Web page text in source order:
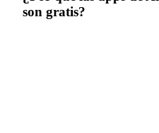
son gratis?